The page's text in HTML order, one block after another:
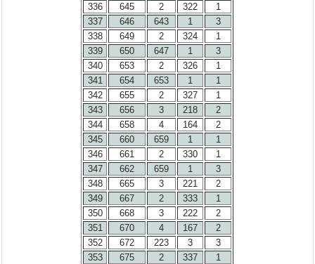
336
645 2 322
1
337
646 643 1
3
338
649 2 324
1
339
650 647 1
3
340
653 2 326
1
341
654 653 1
1
342
655 2 327
1
343
656 3 218
2
344
658 4 164
2
345
660 659 1
1
346
661 2 330
1
347
662 659 1
3
348
665 3 221
2
349
667 2 333
1
350
668 3 222
2
351
670 4 167
2
352
672 223 3
3
353
675 2 337
1